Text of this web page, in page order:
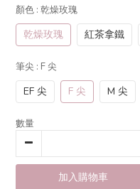
顏色 : 乾燥玫瑰
乾燥玫瑰 紅茶拿鐵
筆尖 : F 尖
EF 尖 F 尖 M 尖
數量
加入購物車